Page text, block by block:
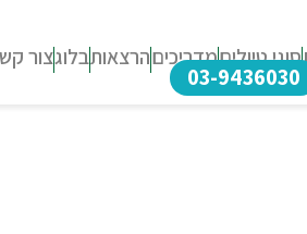
סוגי טיוליםמדריכיםהרצאותבלוגצור
03-9436030